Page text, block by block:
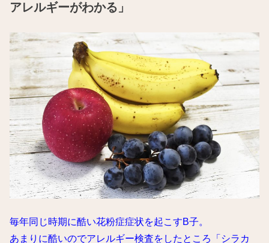
アレルギーがわかる」
毎年同じ時期に酷い花粉症症状を起こすB子。
あまりに酷いのでアレルギー検査をしたところ「シラカ